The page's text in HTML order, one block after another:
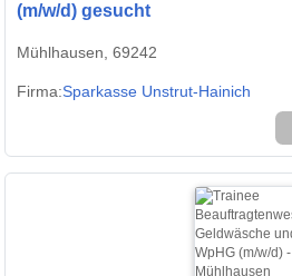
(m/w/d) gesucht
Mühlhausen, 69242
Firma:Sparkasse Unstrut-Hainich